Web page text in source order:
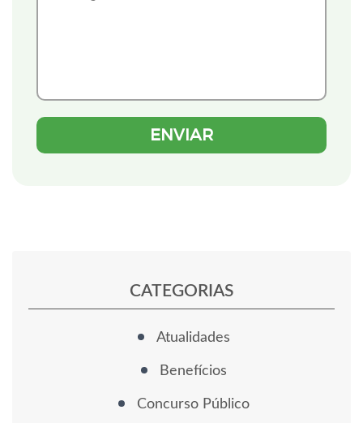
CATEGORIAS
Atualidades
Benefícios
Concurso Público